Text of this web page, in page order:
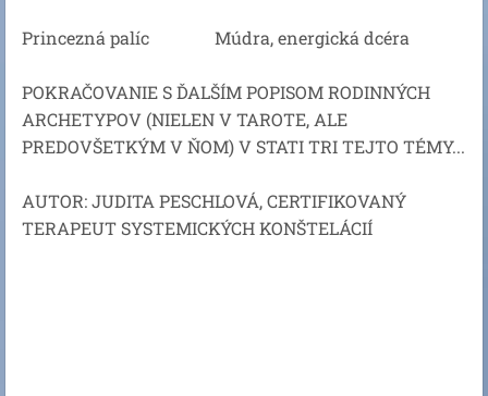
Princezná palíc Múdra, energická dcéra
POKRAČOVANIE S ĎALŠÍM POPISOM RODINNÝCH
ARCHETYPOV (NIELEN V TAROTE, ALE
PREDOVŠETKÝM V ŇOM) V STATI TRI TEJTO TÉMY...
AUTOR: JUDITA PESCHLOVÁ, CERTIFIKOVANÝ
TERAPEUT SYSTEMICKÝCH KONŠTELÁCIÍ